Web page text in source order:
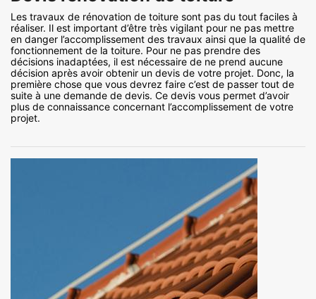
Les travaux de rénovation de toiture sont pas du tout faciles à
réaliser. Il est important d’être très vigilant pour ne pas mettre
en danger l’accomplissement des travaux ainsi que la qualité de
fonctionnement de la toiture. Pour ne pas prendre des
décisions inadaptées, il est nécessaire de ne prend aucune
décision après avoir obtenir un devis de votre projet. Donc, la
première chose que vous devrez faire c’est de passer tout de
suite à une demande de devis. Ce devis vous permet d’avoir
plus de connaissance concernant l’accomplissement de votre
projet.